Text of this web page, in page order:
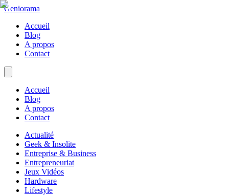
Geniorama
Accueil
Blog
A propos
Contact
Accueil
Blog
A propos
Contact
Actualité
Geek & Insolite
Entreprise & Business
Entrepreneuriat
Jeux Vidéos
Hardware
Lifestyle